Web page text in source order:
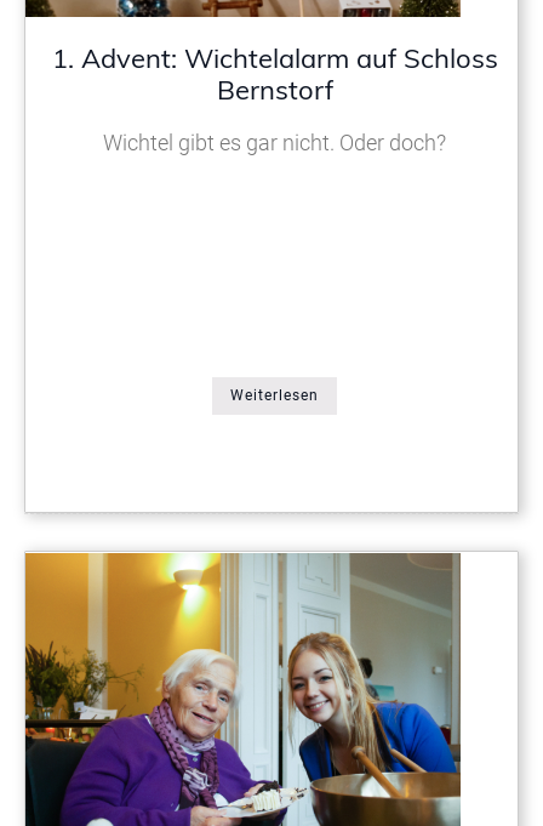
1. Advent: Wichtelalarm auf Schloss
Bernstorf
Wichtel gibt es gar nicht. Oder doch?
Weiterlesen